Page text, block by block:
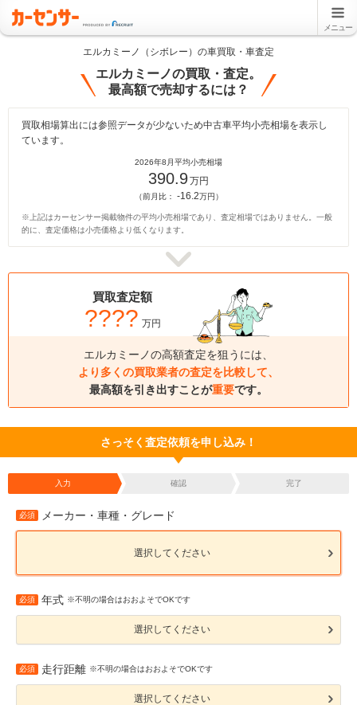
メニュー
エルカミーノ（シボレー）の車買取・車査定
エルカミーノの買取・査定。
最高額で売却するには？
買取相場算出には参照データが少ないため中古車平均小売相場を表示し
ています。
2026年8月平均小売相場
390.9万円
（前月比： -16.2万円）
※上記はカーセンサー掲載物件の平均小売相場であり、査定相場ではありません。一般
的に、査定価格は小売価格より低くなります。
買取査定額
???? 万円
エルカミーノの高額査定を狙うには、
より多くの買取業者の査定を比較して、
最高額を引き出すことが重要です。
さっそく査定依頼を申し込み！
入力 確認 完了
必須 メーカー・車種・グレード
選択してください
必須 年式 ※不明の場合はおおよそでOKです
選択してください
必須 走行距離 ※不明の場合はおおよそでOKです
選択してください